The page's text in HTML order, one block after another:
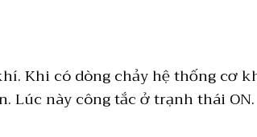
Khi có dòng chảy hệ thống cơ
Lúc này công tắc ở trạnh thái ON.